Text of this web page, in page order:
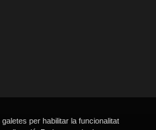
per habilitar la funcionalitat